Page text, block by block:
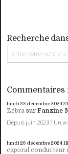
Recherche
Commentaires
lundi 23 décembre 2024
Zébra sur Fanzine
Depuis juin 2023 ? Un
lundi 23 décembre 2024
caporal conducteur